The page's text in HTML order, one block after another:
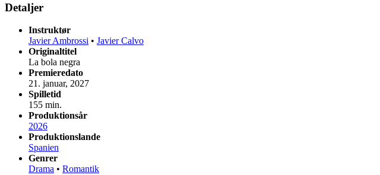
Detaljer
Instruktør
Javier Ambrossi • Javier Calvo
Originaltitel
La bola negra
Premieredato
21. januar, 2027
Spilletid
155 min.
Produktionsår
2026
Produktionslande
Spanien
Genrer
Drama • Romantik